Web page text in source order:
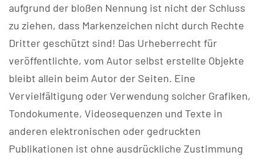
aufgrund der bloßen Nennung ist nicht der Schluss
zu ziehen, dass Markenzeichen nicht durch Rechte
Dritter geschützt sind! Das Urheberrecht für
veröffentlichte, vom Autor selbst erstellte Objekte
bleibt allein beim Autor der Seiten. Eine
Vervielfältigung oder Verwendung solcher Grafiken,
Tondokumente, Videosequenzen und Texte in
anderen elektronischen oder gedruckten
Publikationen ist ohne ausdrückliche Zustimmung